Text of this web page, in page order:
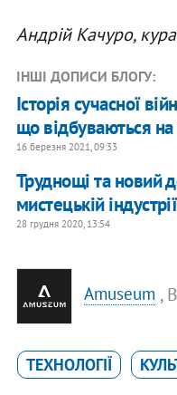
Андрій Качуро,
ІНШІ ДОПИСИ БЛОГУ:
Історія сучасної
що відбуваються
16 березня 2021, 09:33
Труднощі та новий
мистецькій індустрії
28 грудня 2020, 13:54
Amuseum ,
ТЕХНОЛОГІЇ